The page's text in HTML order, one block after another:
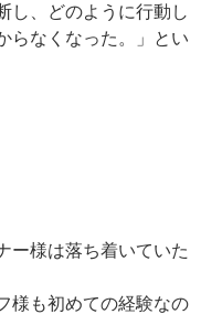
し、どのように行動し
らなくなった。」とい
ー様は落ち着いていた
様も初めての経験なの